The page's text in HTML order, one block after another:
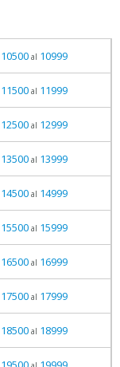
10500al 10999
11500al 11999
12500al 12999
13500al 13999
14500al 14999
15500al 15999
16500al 16999
17500al 17999
18500al 18999